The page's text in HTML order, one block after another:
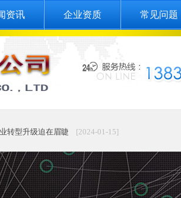
资讯 企业资质 常见问题
转型升级迫在眉睫
[2024-01-15]
和特征以及设计与制造两者的相关性
[2023-12-18]
甩中国几条街？
[2023-12-15]
中国制造2025＂对接＂工业4.0＂
[2023-01-15]